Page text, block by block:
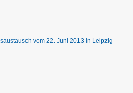
vom 22. Juni 2013 in Leipzig